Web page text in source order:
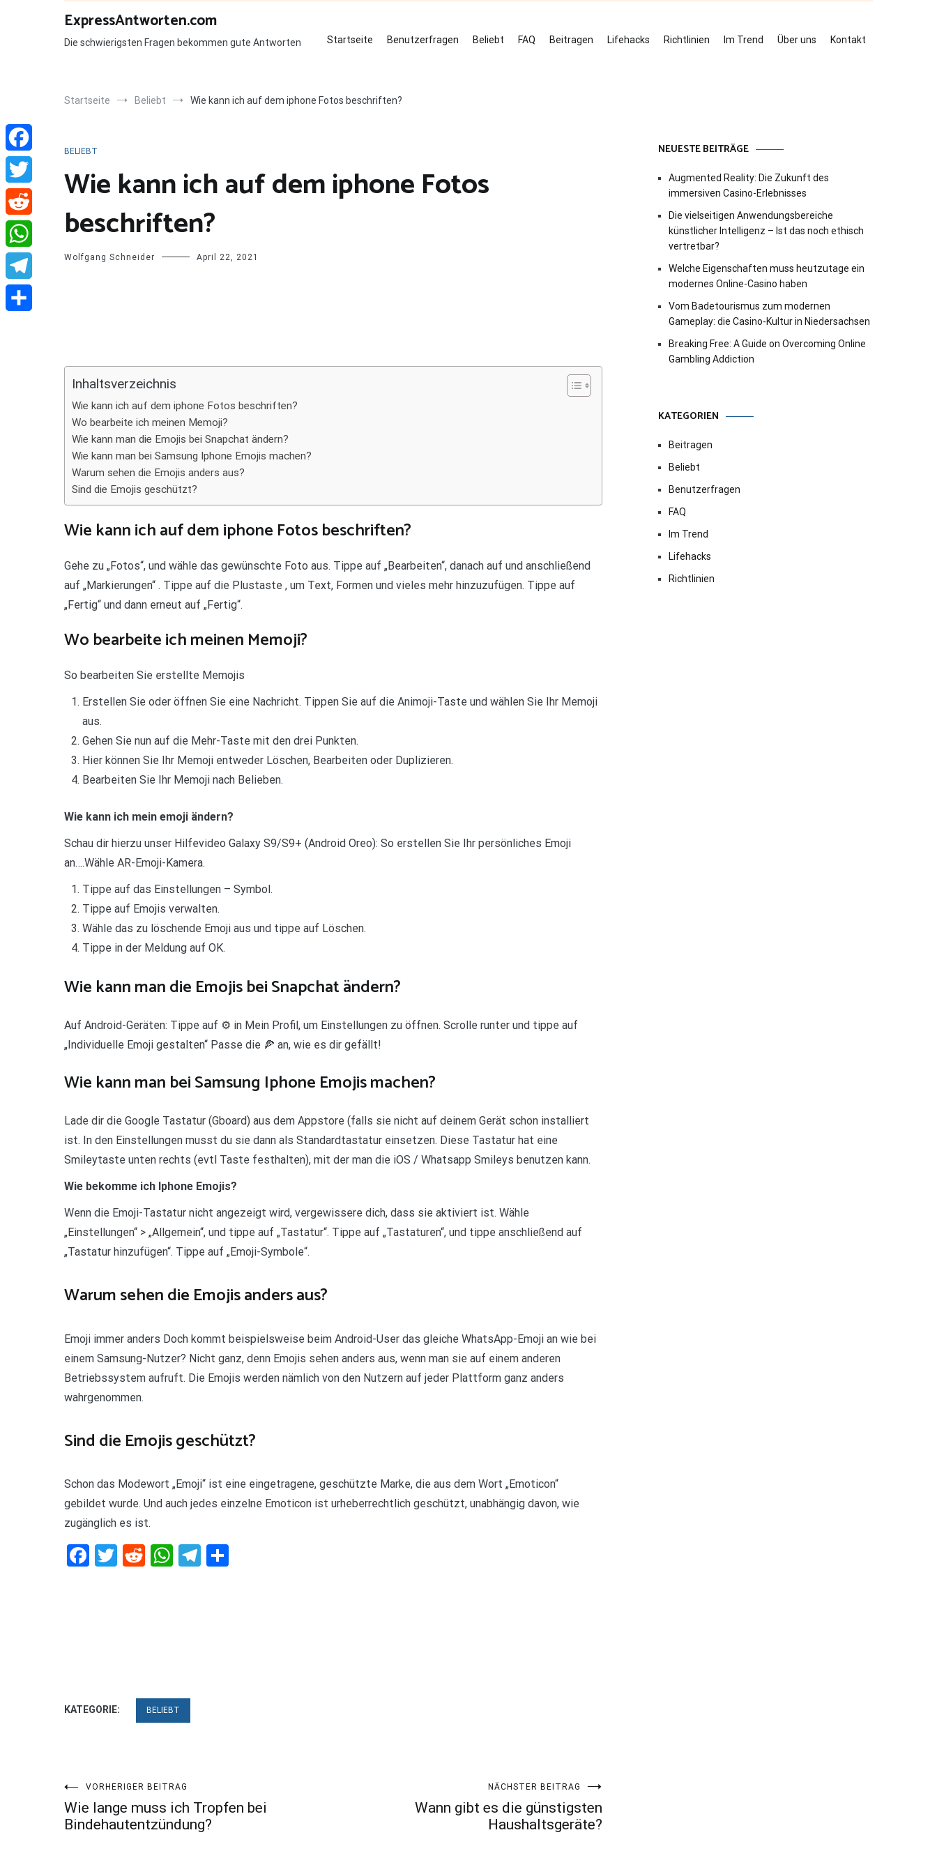
ExpressAntworten.com
Die schwierigsten Fragen bekommen gute Antworten Startseite Benutzerfragen Beliebt FAQ Beitragen Lifehacks Richtlinien Im Trend Über uns Kontakt
Startseite Beliebt Wie kann ich auf dem iphone Fotos beschriften?
BELIEBT
Wie kann ich auf dem iphone Fotos
beschriften?
Wolfgang Schneider April 22, 2021
Inhaltsverzeichnis
Wie kann ich auf dem iphone Fotos beschriften?
Wo bearbeite ich meinen Memoji?
Wie kann man die Emojis bei Snapchat ändern?
Wie kann man bei Samsung Iphone Emojis machen?
Warum sehen die Emojis anders aus?
Sind die Emojis geschützt?
Wie kann ich auf dem iphone Fotos beschriften?
Gehe zu „Fotos“, und wähle das gewünschte Foto aus. Tippe auf „Bearbeiten“, danach auf und anschließend
auf „Markierungen“ . Tippe auf die Plustaste , um Text, Formen und vieles mehr hinzuzufügen. Tippe auf
„Fertig“ und dann erneut auf „Fertig“.
Wo bearbeite ich meinen Memoji?
So bearbeiten Sie erstellte Memojis
Erstellen Sie oder öffnen Sie eine Nachricht. Tippen Sie auf die Animoji-Taste und wählen Sie Ihr Memoji
aus.
Gehen Sie nun auf die Mehr-Taste mit den drei Punkten.
Hier können Sie Ihr Memoji entweder Löschen, Bearbeiten oder Duplizieren.
Bearbeiten Sie Ihr Memoji nach Belieben.
Wie kann ich mein emoji ändern?
Schau dir hierzu unser Hilfevideo Galaxy S9/S9+ (Android Oreo): So erstellen Sie Ihr persönliches Emoji
an….Wähle AR-Emoji-Kamera.
Tippe auf das Einstellungen – Symbol.
Tippe auf Emojis verwalten.
Wähle das zu löschende Emoji aus und tippe auf Löschen.
Tippe in der Meldung auf OK.
Wie kann man die Emojis bei Snapchat ändern?
Auf Android-Geräten: Tippe auf ⚙️ in Mein Profil, um Einstellungen zu öffnen. Scrolle runter und tippe auf
„Individuelle Emoji gestalten“ Passe die 🍕 an, wie es dir gefällt!
Wie kann man bei Samsung Iphone Emojis machen?
Lade dir die Google Tastatur (Gboard) aus dem Appstore (falls sie nicht auf deinem Gerät schon installiert
ist. In den Einstellungen musst du sie dann als Standardtastatur einsetzen. Diese Tastatur hat eine
Smileytaste unten rechts (evtl Taste festhalten), mit der man die iOS / Whatsapp Smileys benutzen kann.
Wie bekomme ich Iphone Emojis?
Wenn die Emoji-Tastatur nicht angezeigt wird, vergewissere dich, dass sie aktiviert ist. Wähle
„Einstellungen“ > „Allgemein“, und tippe auf „Tastatur“. Tippe auf „Tastaturen“, und tippe anschließend auf
„Tastatur hinzufügen“. Tippe auf „Emoji-Symbole“.
Warum sehen die Emojis anders aus?
Emoji immer anders Doch kommt beispielsweise beim Android-User das gleiche WhatsApp-Emoji an wie bei
einem Samsung-Nutzer? Nicht ganz, denn Emojis sehen anders aus, wenn man sie auf einem anderen
Betriebssystem aufruft. Die Emojis werden nämlich von den Nutzern auf jeder Plattform ganz anders
wahrgenommen.
Sind die Emojis geschützt?
Schon das Modewort „Emoji“ ist eine eingetragene, geschützte Marke, die aus dem Wort „Emoticon“
gebildet wurde. Und auch jedes einzelne Emoticon ist urheberrechtlich geschützt, unabhängig davon, wie
zugänglich es ist.
Facebook
Twitter
RedditWhatsApp
Telegram
KATEGORIE: BELIEBT
Beitragsnavigation
VORHERIGER BEITRAG
Wie lange muss ich Tropfen bei
Bindehautentzündung?
NÄCHSTER BEITRAG
Wann gibt es die günstigsten
Haushaltsgeräte?
NEUESTE BEITRÄGE
Augmented Reality: Die Zukunft des
immersiven Casino-Erlebnisses
Die vielseitigen Anwendungsbereiche
künstlicher Intelligenz – Ist das noch ethisch
vertretbar?
Welche Eigenschaften muss heutzutage ein
modernes Online-Casino haben
Vom Badetourismus zum modernen
Gameplay: die Casino-Kultur in Niedersachsen
Breaking Free: A Guide on Overcoming Online
Gambling Addiction
KATEGORIEN
Beitragen
Beliebt
Benutzerfragen
FAQ
Im Trend
Lifehacks
Richtlinien
Facebook
Twitter
Reddit
WhatsApp
Telegram